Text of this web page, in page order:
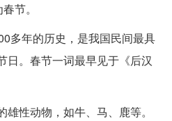
节。
多年的历史，是我国民间最具
日。春节一词最早见于《后汉
性动物，如牛、马、鹿等。